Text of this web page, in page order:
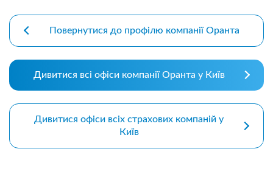
Повернутися до профілю компанії Оранта
Дивитися всі офіси компанії Оранта у Київ
Дивитися офіси всіх страхових компаній у
Київ